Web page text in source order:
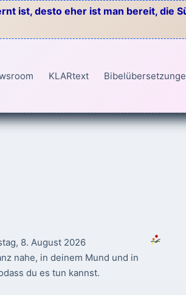
ist, desto eher ist man bereit, die
KLARtext
8. August 2026
nahe, in deinem Mund und in
du es tun kannst.